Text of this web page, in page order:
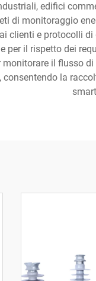
edifici
di monitoraggio
clienti e protocolli
per il rispetto dei
monitorare il flusso
la